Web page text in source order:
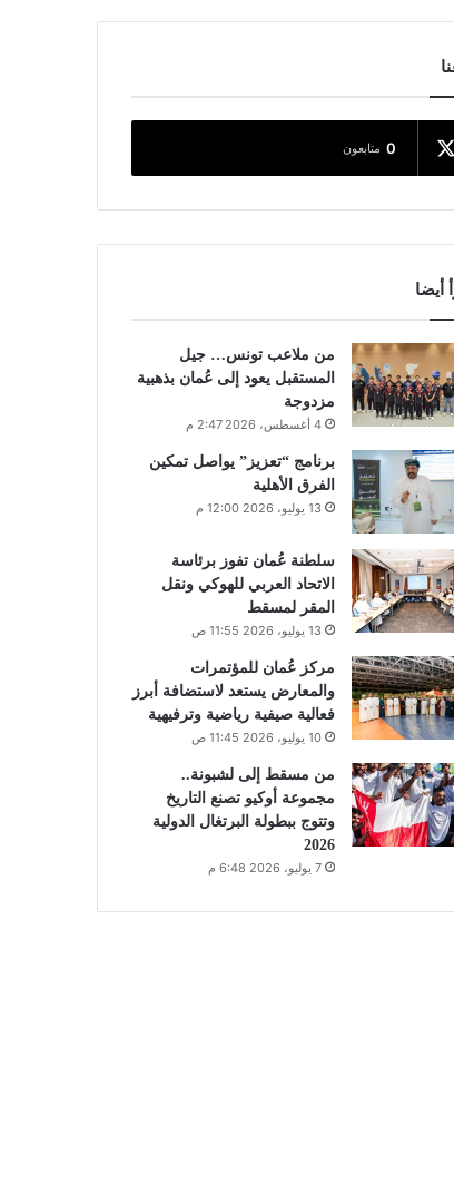
0 متابعون
أيضا
من ملاعب تونس… جيل
المستقبل يعود إلى عُمان بذهبية
مزدوجة
4 أغسطس، 2026 2:47 م
برنامج “تعزيز” يواصل تمكين
الفرق الأهلية
13 يوليو، 2026 12:00 م
سلطنة عُمان تفوز برئاسة
الاتحاد العربي للهوكي ونقل
المقر لمسقط
13 يوليو، 2026 11:55 ص
مركز عُمان للمؤتمرات
والمعارض يستعد لاستضافة أبرز
فعالية صيفية رياضية وترفيهية
10 يوليو، 2026 11:45 ص
من مسقط إلى لشبونة..
مجموعة أوكيو تصنع التاريخ
وتتوج ببطولة البرتغال الدولية
2026
7 يوليو، 2026 6:48 م